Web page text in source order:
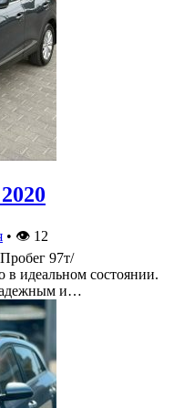
• 👁 12
97т/
идеальном состоянии.
и…